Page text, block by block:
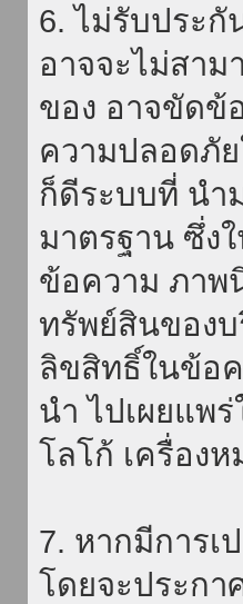
6. ไม่รับประกั
อาจจะไม่สาม
ของ อาจขัดข้
ความปลอดภัย
ก็ดีระบบที่ นำ
มาตรฐาน ซึ่ง
ข้อความ ภาพ
ทรัพย์สินของบ
ลิขสิทธิ์ในข้อ
นำ ไปเผยแพ
โลโก้ เครื่อง
7. หากมีการเ
โดยจะประก